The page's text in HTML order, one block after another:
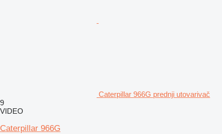
Caterpillar 966G prednji utovarivač
9
VIDEO
Caterpillar 966G